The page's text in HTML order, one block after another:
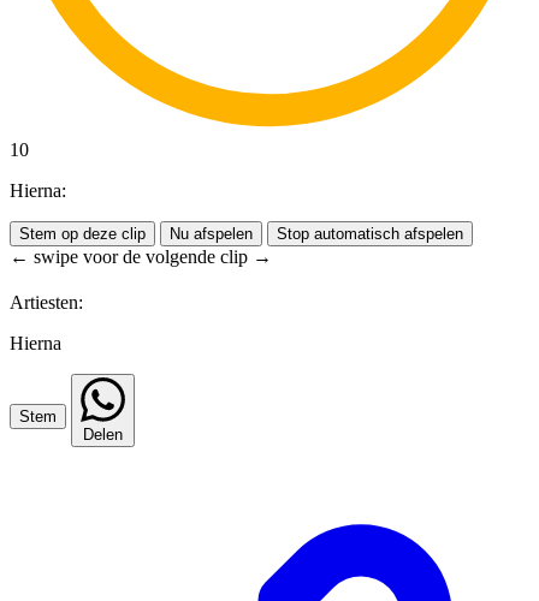
10
Hierna:
Stem op deze clip Nu afspelen Stop automatisch afspelen
← swipe voor de volgende clip →
Artiesten:
Hierna
Stem
Delen